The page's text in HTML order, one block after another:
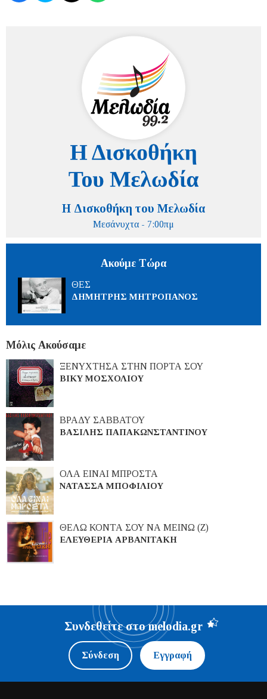
Η Δισκοθήκη του Μελωδία
Μεσάνυχτα - 7:00πμ
Ακούμε Τώρα
ΘΕΣ
ΔΗΜΗΤΡΗΣ ΜΗΤΡΟΠΑΝΟΣ
Μόλις Ακούσαμε
ΞΕΝΥΧΤΗΣΑ ΣΤΗΝ ΠΟΡΤΑ ΣΟΥ
ΒΙΚΥ ΜΟΣΧΟΛΙΟΥ
ΒΡΑΔΥ ΣΑΒΒΑΤΟΥ
ΒΑΣΙΛΗΣ ΠΑΠΑΚΩΝΣΤΑΝΤΙΝΟΥ
ΟΛΑ ΕΙΝΑΙ ΜΠΡΟΣΤΑ
ΝΑΤΑΣΣΑ ΜΠΟΦΙΛΙΟΥ
ΘΕΛΩ ΚΟΝΤΑ ΣΟΥ ΝΑ ΜΕΙΝΩ (Ζ)
ΕΛΕΥΘΕΡΙΑ ΑΡΒΑΝΙΤΑΚΗ
Συνδεθείτε στο melodia.gr
Σύνδεση Εγγραφή